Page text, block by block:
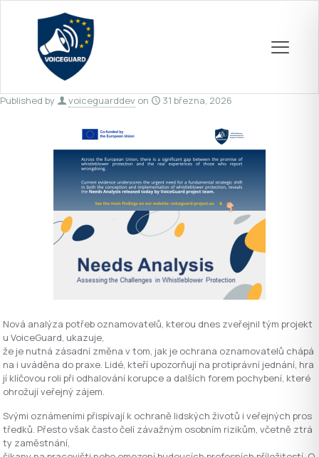
Published by voiceguarddev on 31 března, 2026
Nová analýza potřeb oznamovatelů, kterou dnes zveřejnil tým projekt
u VoiceGuard, ukazuje,
že je nutná zásadní změna vtom, jak je ochrana oznamovatelů chápá
na i uváděna dopraxe. Lidé, kteří upozorňují na protiprávní jednání, hra
jí klíčovou roli při odhalování korupce a dalších forem pochybení, které
ohrožujíveřejný zájem.
Svými oznámeními přispívají k ochraně lidských životů i veřejných pros
tředků. Přestovšakčastočelí závažným osobním rizikům,včetně ztrá
ty zaměstnání,